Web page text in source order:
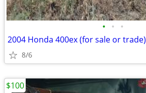
• • •
2004 Honda 400ex (for sale or trade)
8/6
$100